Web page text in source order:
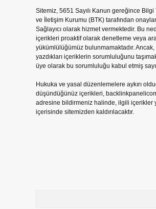
Sitemiz, 5651 Sayılı Kanun gereğince
ve İletişim Kurumu (BTK) tarafından
Sağlayıcı olarak hizmet vermektedir. Bu
içerikleri proaktif olarak denetleme veya
yükümlülüğümüz bulunmamaktadır.
yazdıkları içeriklerin sorumluluğunu
üye olarak bu sorumluluğu kabul etmiş
Hukuka ve yasal düzenlemelere aykırı
düşündüğünüz içerikleri,
adresine bildirmeniz halinde, ilgili içerikler
içerisinde sitemizden kaldırılacaktır.